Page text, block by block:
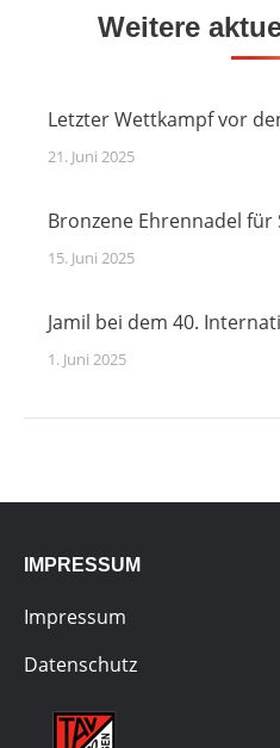
Weitere
Letzter Wettkampf vor
21. Juni 2025
Bronzene Ehrennadel für
15. Juni 2025
Jamil bei dem 40.
1. Juni 2025
IMPRESSUM
Impressum
Datenschutz